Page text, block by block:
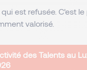
est refusée. C'est
valorisé.
des Talents au